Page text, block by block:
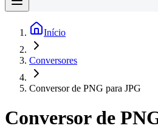
Início
Conversores
Conversor de PNG para JPG
Conversor de